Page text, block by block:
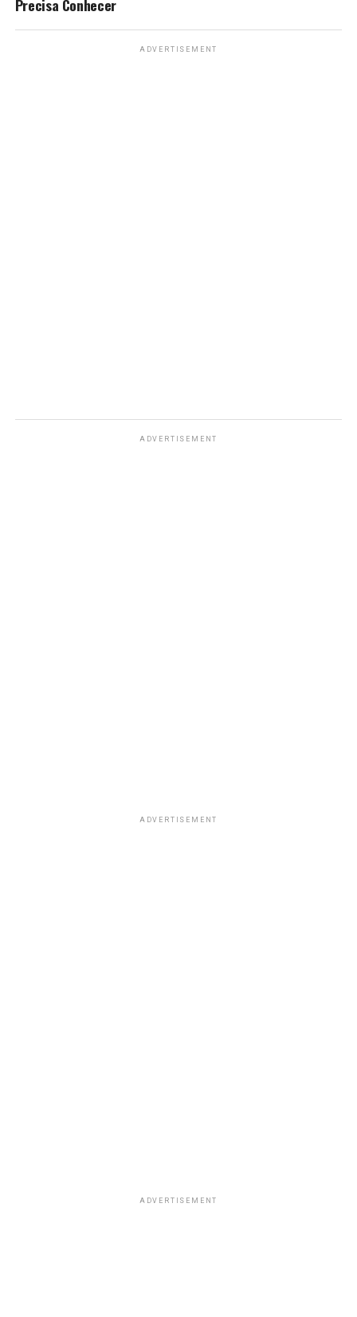
Precisa Conhecer
ADVERTISEMENT
ADVERTISEMENT
ADVERTISEMENT
ADVERTISEMENT